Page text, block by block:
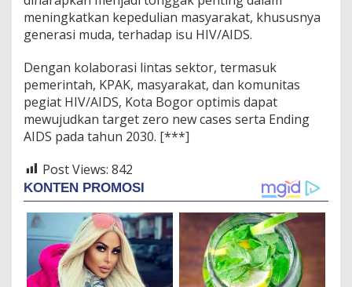
meningkatkan kepedulian masyarakat, khususnya
generasi muda, terhadap isu HIV/AIDS.
Dengan kolaborasi lintas sektor, termasuk
pemerintah, KPAK, masyarakat, dan komunitas
pegiat HIV/AIDS, Kota Bogor optimis dapat
mewujudkan target zero new cases serta Ending
AIDS pada tahun 2030. [***]
Post Views: 842